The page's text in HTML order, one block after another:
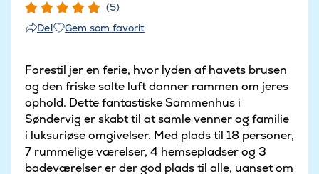
(5)
Del
Gem som favorit
Forestil jer en ferie, hvor lyden af havets brusen
og den friske salte luft danner rammen om jeres
ophold. Dette fantastiske Sammenhus i
Søndervig er skabt til at samle venner og familie
i luksuriøse omgivelser. Med plads til 18 personer,
7 rummelige værelser, 4 hemsepladser og 3
badeværelser er der god plads til alle, uanset om